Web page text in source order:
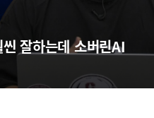
잘하는데 소버린AI